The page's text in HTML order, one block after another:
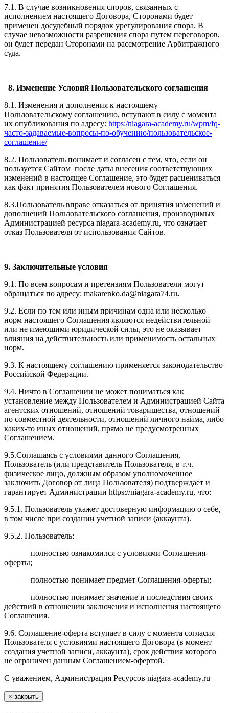
7.1. В случае возникновения споров, связанных с
исполнением настоящего Договора, Сторонами будет
применен досудебный порядок урегулирования спора. В
случае невозможности разрешения спора путем переговоров,
он будет передан Сторонами на рассмотрение Арбитражного
суда.
8. Изменение Условий Пользовательского соглашения
8.1. Изменения и дополнения к настоящему
Пользовательскому соглашению, вступают в силу с момента
их опубликования по адресу: https:/niagara-academy.ru/wpm/fq-
часто-задаваемые-вопросы-по-обучению/пользовательское-
соглашение/
8.2. Пользователь понимает и согласен с тем, что, если он
пользуется Сайтом после даты внесения соответствующих
изменений в настоящее Соглашение, это будет расцениваться
как факт принятия Пользователем нового Соглашения.
8.3.Пользователь вправе отказаться от принятия изменений и
дополнений Пользовательского соглашения, производимых
Администрацией ресурса niagara-academy.ru, что означает
отказ Пользователя от использования Сайтов.
9. Заключительные условия
9.1. По всем вопросам и претензиям Пользователи могут
обращаться по адресу: makarenko.da@niagara74.ru.
9.2. Если по тем или иным причинам одна или несколько
норм настоящего Соглашения являются недействительной
или не имеющими юридической силы, это не оказывает
влияния на действительность или применимость остальных
норм.
9.3. К настоящему соглашению применяется законодательство
Российской Федерации.
9.4. Ничто в Соглашении не может пониматься как
установление между Пользователем и Администрацией Сайта
агентских отношений, отношений товарищества, отношений
по совместной деятельности, отношений личного найма, либо
каких-то иных отношений, прямо не предусмотренных
Соглашением.
9.5.Соглашаясь с условиями данного Соглашения,
Пользователь (или представитель Пользователя, в т.ч.
физическое лицо, должным образом уполномоченное
заключить Договор от лица Пользователя) подтверждает и
гарантирует Администрации https://niagara-academy.ru, что:
9.5.1. Пользователь укажет достоверную информацию о себе,
в том числе при создании учетной записи (аккаунта).
9.5.2. Пользователь:
— полностью ознакомился с условиями Соглашения-
оферты;
— полностью понимает предмет Соглашения-оферты;
— полностью понимает значение и последствия своих
действий в отношении заключения и исполнения настоящего
Соглашения.
9.6. Соглашение-оферта вступает в силу с момента согласия
Пользователя с условиями настоящего Договора (в момент
создания учетной записи, аккаунта), срок действия которого
не ограничен данным Соглашением-офертой.
С уважением, Администрация Ресурсов niagara-academy.ru
× закрыть